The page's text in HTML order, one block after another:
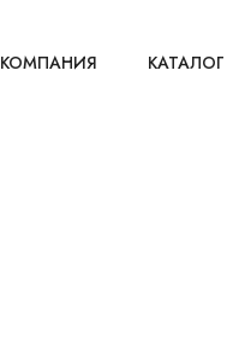
КОМПАНИЯ КАТАЛОГ